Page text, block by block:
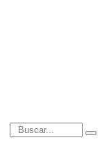
Introduce términos de